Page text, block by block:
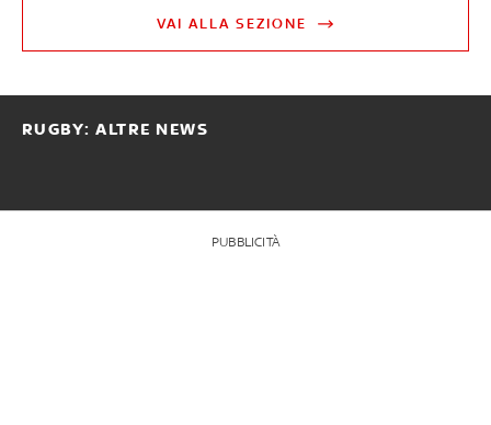
VAI ALLA SEZIONE
RUGBY: ALTRE NEWS
PUBBLICITÀ